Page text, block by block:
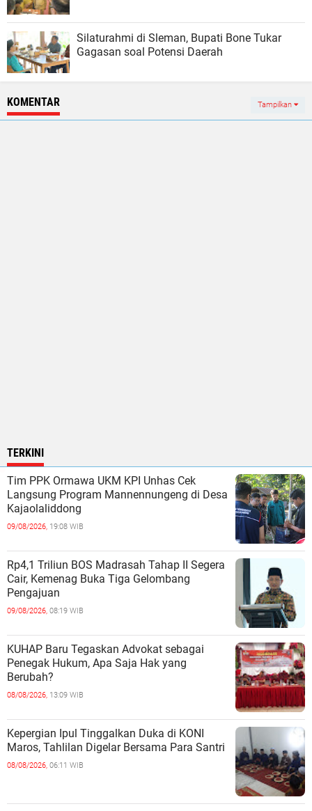
Silaturahmi di Sleman, Bupati Bone Tukar
Gagasan soal Potensi Daerah
KOMENTAR Tampilkan
TERKINI
Tim PPK Ormawa UKM KPI Unhas Cek
Langsung Program Mannennungeng di Desa
Kajaolaliddong
09/08/2026, 19:08 WIB
Rp4,1 Triliun BOS Madrasah Tahap II Segera
Cair, Kemenag Buka Tiga Gelombang
Pengajuan
09/08/2026, 08:19 WIB
KUHAP Baru Tegaskan Advokat sebagai
Penegak Hukum, Apa Saja Hak yang
Berubah?
08/08/2026, 13:09 WIB
Kepergian Ipul Tinggalkan Duka di KONI
Maros, Tahlilan Digelar Bersama Para Santri
08/08/2026, 06:11 WIB